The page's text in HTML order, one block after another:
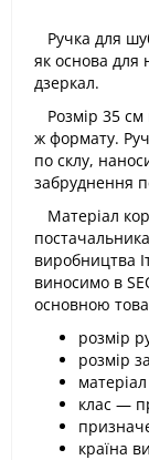
Ручка для
як основа для
дзеркал.
Розмір 35 см
ж формату.
по склу,
забруднення
Матеріал
виробництва
виносимо в
основною
розмір
розмір
клас —
країна